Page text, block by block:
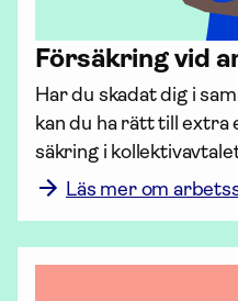
För­säkring vid
Har du skadat dig i
kan du ha rätt till
säkring i
Läs mer om